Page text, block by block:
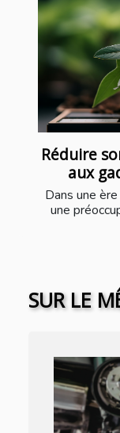
Réduire
aux
Dans une
une
SUR LE